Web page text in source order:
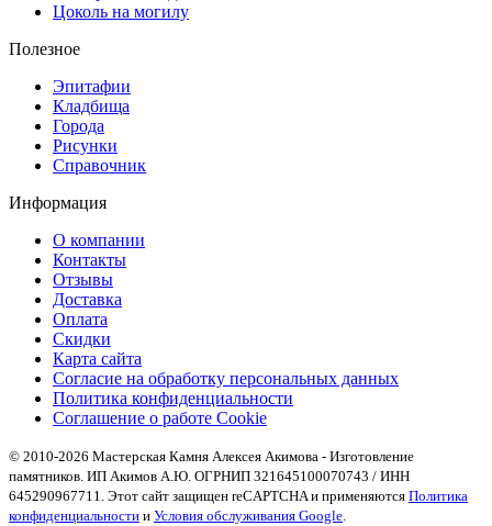
Цоколь на могилу
Полезное
Эпитафии
Кладбища
Города
Рисунки
Справочник
Информация
О компании
Контакты
Отзывы
Доставка
Оплата
Скидки
Карта сайта
Согласие на обработку персональных данных
Политика конфиденциальности
Соглашение о работе Cookie
© 2010-2026 Мастерская Камня Алексея Акимова - Изготовление
памятников. ИП Акимов А.Ю. ОГРНИП 321645100070743 / ИНН
645290967711. Этот сайт защищен reCAPTCHA и применяются Политика
конфиденциальности и Условия обслуживания Google.